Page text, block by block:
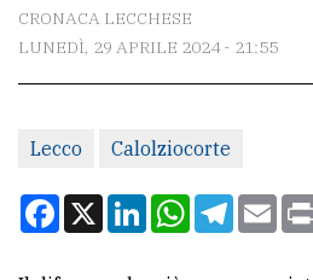
La
redazione
Per
tua
CRONACA LECCHESE
LUNEDÌ, 29 APRILE 2024 - 21:55
Lecco Calolziocorte
Facebook
X LinkedInWhatsApp